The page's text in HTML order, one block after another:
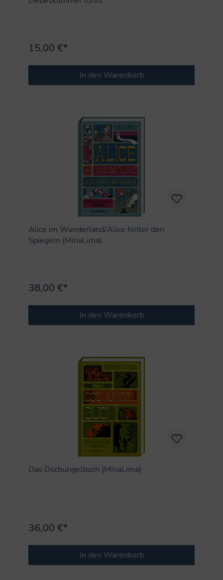
15,00 €*
In den Warenkorb
Alice im Wunderland/Alice hinter den
Spiegeln (MinaLima)
38,00 €*
In den Warenkorb
Das Dschungelbuch (MinaLima)
36,00 €*
In den Warenkorb